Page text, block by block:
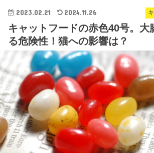
2023.02.21 2024.11.26
キャットフードの赤色40号。大
る危険性！猫への影響は？